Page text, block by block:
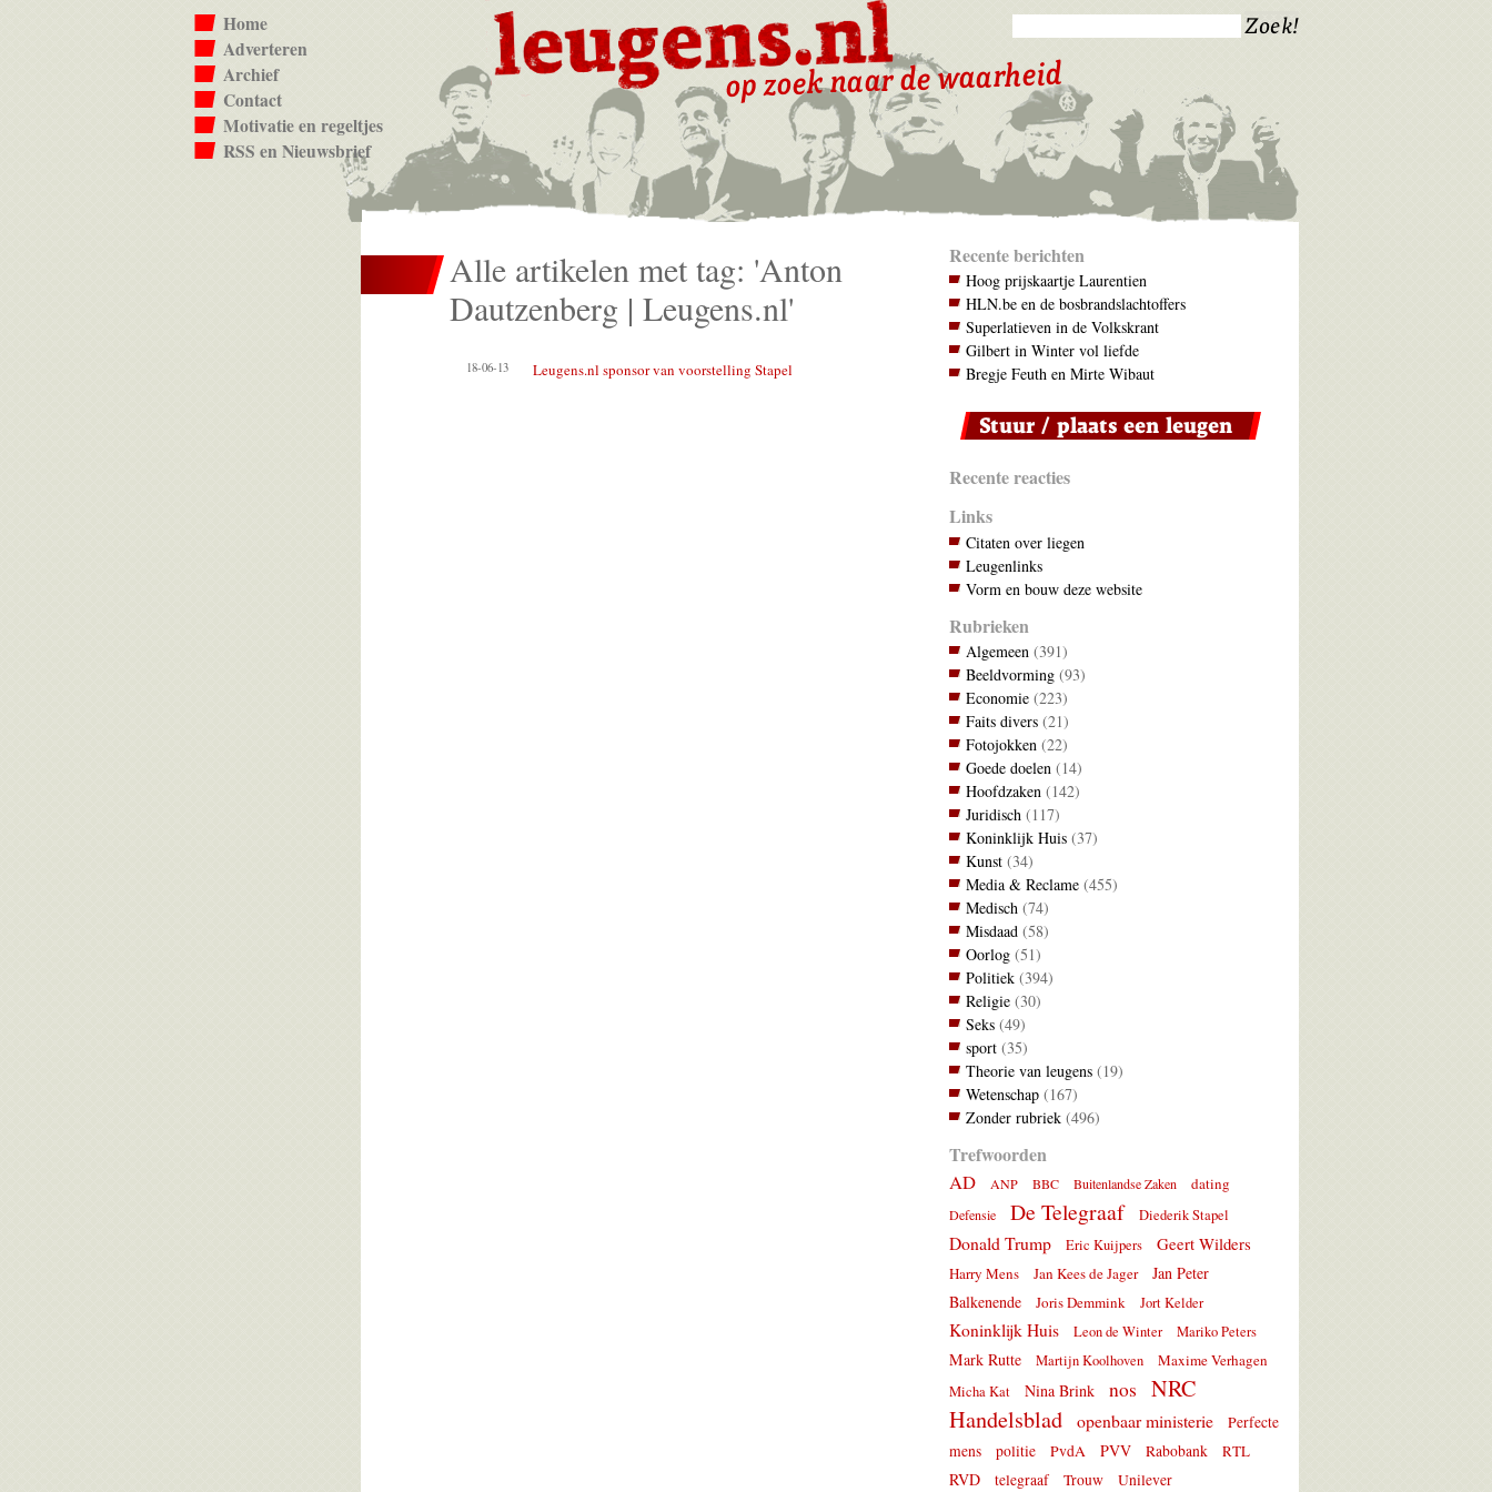
Home
Adverteren
Archief
Contact
Motivatie en regeltjes
RSS en Nieuwsbrief
Alle artikelen met tag: 'Anton
Dautzenberg | Leugens.nl'
18-06-13 Leugens.nl sponsor van voorstelling Stapel
Recente berichten
Hoog prijskaartje Laurentien
HLN.be en de bosbrandslachtoffers
Superlatieven in de Volkskrant
Gilbert in Winter vol liefde
Bregje Feuth en Mirte Wibaut
Recente reacties
Links
Citaten over liegen
Leugenlinks
Vorm en bouw deze website
Rubrieken
Algemeen(391)
Beeldvorming(93)
Economie(223)
Faits divers(21)
Fotojokken(22)
Goede doelen(14)
Hoofdzaken(142)
Juridisch(117)
Koninklijk Huis(37)
Kunst(34)
Media & Reclame(455)
Medisch(74)
Misdaad(58)
Oorlog(51)
Politiek(394)
Religie(30)
Seks(49)
sport(35)
Theorie van leugens(19)
Wetenschap(167)
Zonder rubriek(496)
Trefwoorden
AD
ANP BBC Buitenlandse Zaken dating
Defensie De Telegraaf Diederik Stapel
Donald Trump Eric Kuijpers Geert Wilders
Harry Mens Jan Kees de Jager
Jan Peter
Balkenende
Joris Demmink Jort Kelder
Koninklijk Huis Leon de Winter Mariko Peters
Mark Rutte Martijn Koolhoven Maxime Verhagen
Micha Kat Nina Brink nos
NRC
Handelsblad
openbaar ministerie
Perfecte
mens
politie PvdA PVV Rabobank RTL
RVD telegraaf Trouw Unilever